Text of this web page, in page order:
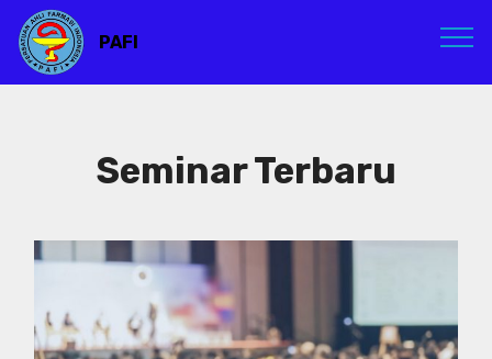
PAFI
Seminar Terbaru